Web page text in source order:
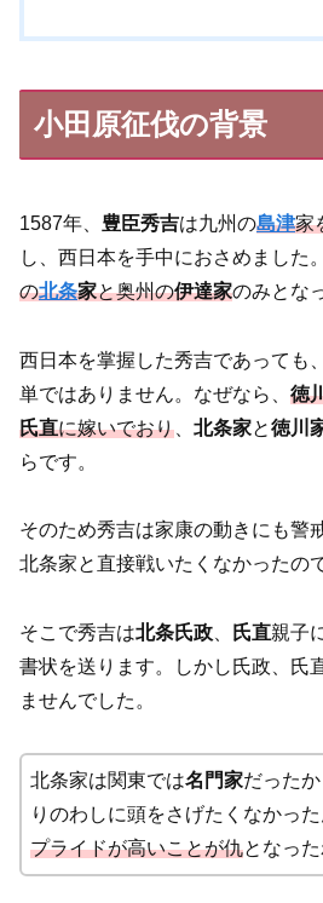
小田原征伐の背景
1587年、 豊臣秀吉は九州の島津家
し、西日本を手中におさめました
の北条家と奥州の伊達家のみとな
西日本を掌握した秀吉であっても
単ではありません。なぜなら、 徳
氏直に嫁いでおり 北条家と徳川
らです。
そのため秀吉は家康の動きにも警
北条家と直接戦いたくなかったの
そこで秀吉は北条氏政 氏直親子
書状を送ります。しかし氏政、氏
ませんでした。
北条家は関東では名門家だったか
りのわしに頭をさげたくなかっ
プライドが高いことが仇となっ